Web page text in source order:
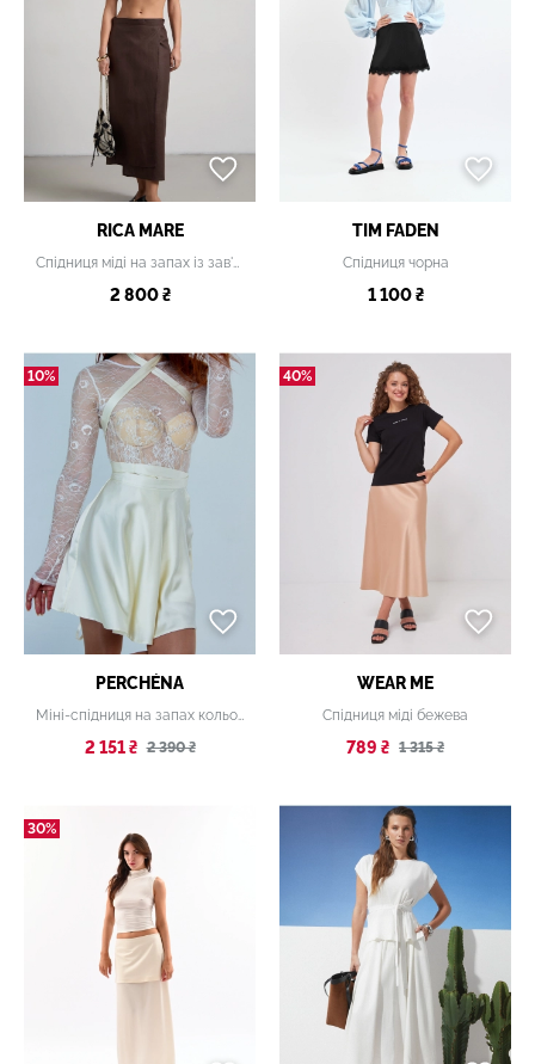
RICA MARE
Спідниця міді на запах із зав'язками коричнева
2 800 ₴
TIM FADEN
Спідниця чорна
1 100 ₴
10%
PERCHÉNA
Міні-спідниця на запах кольору шампань
2 151 ₴ 2 390 ₴
40%
WEAR ME
Спідниця міді бежева
789 ₴ 1 315 ₴
30%